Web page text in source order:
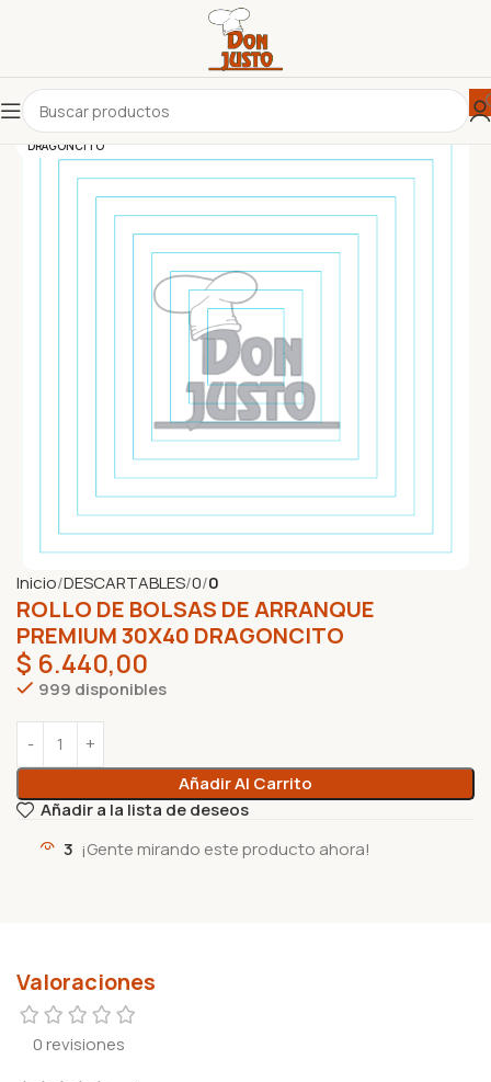
DRAGONCITO
Inicio DESCARTABLES 0 0
ROLLO DE BOLSAS DE ARRANQUE
PREMIUM 30X40 DRAGONCITO
$ 6.440,00
999 disponibles
Añadir Al Carrito
Añadir a la lista de deseos
3 ¡Gente mirando este producto ahora!
Valoraciones
0 revisiones